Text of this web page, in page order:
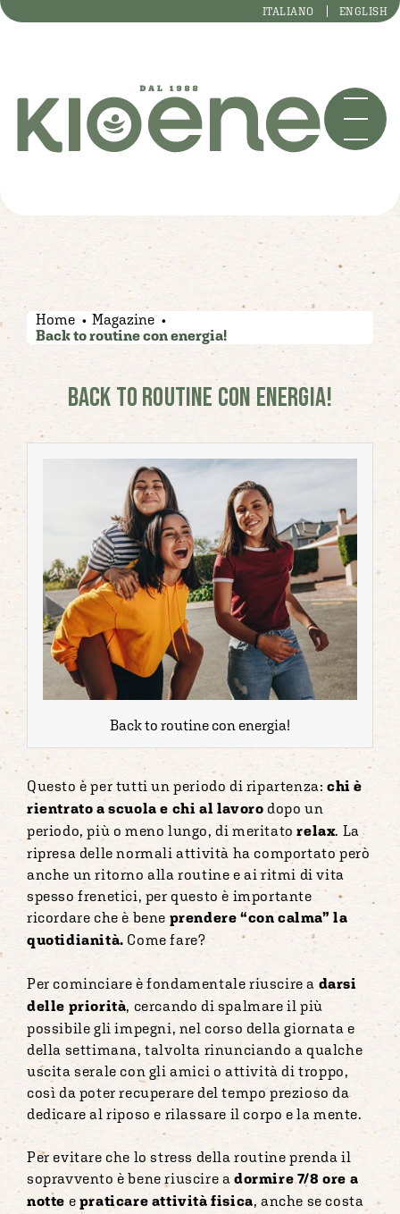
ITALIANO ENGLISH
Home Magazine
Back to routine con energia!
BACK TO ROUTINE CON ENERGIA!
Back to routine con energia!
Questo è per tutti un periodo di ripartenza: chi è
rientrato a scuola e chi al lavoro dopo un
periodo, più o meno lungo, di meritatorelax. La
ripresa delle normali attività ha comportato però
anche un ritorno alla routine e ai ritmi di vita
spesso frenetici, per questo è importante
ricordare che è bene prendere “con calma” la
quotidianità. Come fare?
Per cominciare è fondamentale riuscire a darsi
delle priorità, cercando di spalmare il più
possibile gli impegni, nel corso della giornata e
della settimana, talvolta rinunciando a qualche
uscita serale con gli amici o attività di troppo,
così da poter recuperare del tempo prezioso da
dedicare al riposo e rilassare il corpo e la mente.
Per evitare che lo stress della routine prenda il
sopravvento è bene riuscire adormire 7/8 ore a
notte e praticare attività fisica, anche se costa